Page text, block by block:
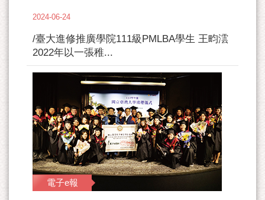
2024-06-24
/臺大進修推廣學院111級PMLBA學生 王畇澐
2022年以一張稚...
電子e報